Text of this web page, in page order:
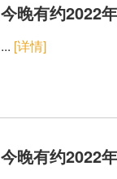
今晚有约2022
... [详情]
今晚有约2022